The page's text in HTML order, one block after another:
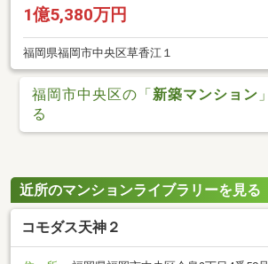
1億5,380万円
福岡県福岡市中央区草香江１
福岡市中央区の「新築マンション
る
近所のマンションライブラリーを見る
コモダス天神２